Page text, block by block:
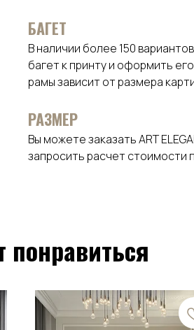
БАГЕТ
В наличии более 150
багет к принту и оформить
рамы зависит от размера
РАЗМЕР
Вы можете заказать ART
запросить расчет стоимости